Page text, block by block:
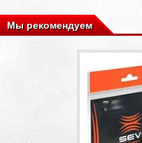
Мы рекомендуем